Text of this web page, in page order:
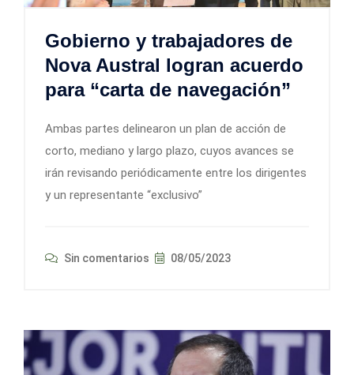
Gobierno y trabajadores de
Nova Austral logran acuerdo
para “carta de navegación”
Ambas partes delinearon un plan de acción de
corto, mediano y largo plazo, cuyos avances se
irán revisando periódicamente entre los dirigentes
y un representante “exclusivo”
Sin comentarios 08/05/2023